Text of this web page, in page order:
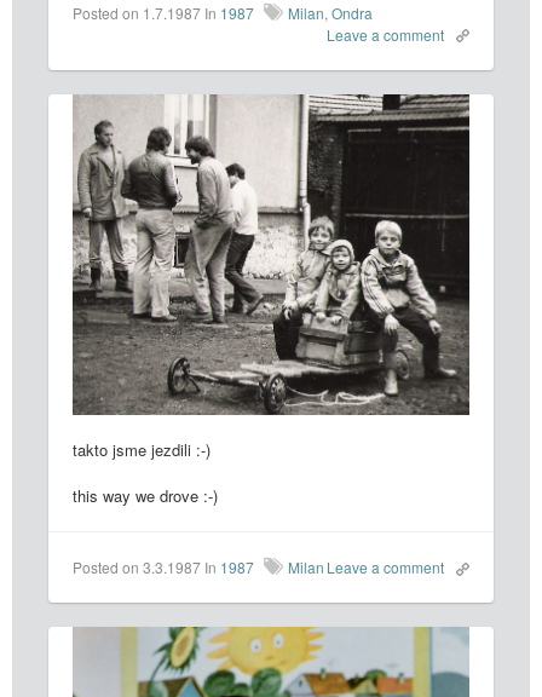
Posted on 1.7.1987 In 1987 Milan, Ondra
Leave a comment
takto jsme jezdili :-)
this way we drove :-)
Posted on 3.3.1987 In 1987 Milan Leave a comment